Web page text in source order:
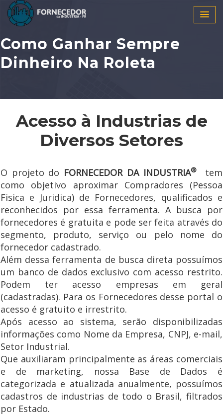
Como Ganhar Sempre
Dinheiro Na Roleta
Acesso à Industrias de
Diversos Setores
O projeto do FORNECEDOR DA INDUSTRIA®tem
como objetivo aproximar Compradores (Pessoa
Fisica e Juridica) de Fornecedores, qualificados e
reconhecidos por essa ferramenta. A busca por
fornecedores é gratuita e pode ser feita através do
segmento, produto, serviço ou pelo nome do
fornecedor cadastrado.
Além dessa ferramenta de busca direta possuímos
um banco de dados exclusivo com acesso restrito.
Podem ter acesso empresas em geral
(cadastradas). Para os Fornecedores desse portal o
acesso é gratuito e irrestrito.
Após acesso ao sistema, serão disponibilizadas
informações como Nome da Empresa, CNPJ, e-mail,
Setor Industrial.
Que auxiliaram principalmente as áreas comerciais
e de marketing, nossa Base de Dados é
categorizada e atualizada anualmente, possuímos
cadastros de industrias de todo o Brasil, filtrados
por Estado.